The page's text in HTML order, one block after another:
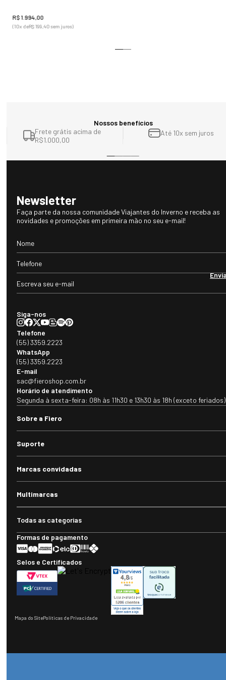
R$1 994 00
(10x deR$199 ,40sem juros)
Nossos benefícios
Frete grátis acima de
R$1.000,00
Até 10x sem juros
Newsletter
Faça parte da nossa comunidade Viajantes do Inverno e receba as
novidades e promoções em primeira mão no seu e-mail!
Siga-nos
Telefone
(55) 3359.2223
WhatsApp
(55) 3359.2223
E-mail
sac@fieroshop.com.br
Horário de atendimento
Segunda à sexta-feira: 08h às 11h30 e 13h30 às 18h (exceto feriados)
Sobre a Fiero
Suporte
Marcas convidadas
Multimarcas
Todas as categorias
Formas de pagamento
Selos e Certificados
Mapa do SitePolíticas de Privacidade